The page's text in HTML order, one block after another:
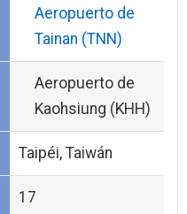
Aeropuerto de
Tainan (TNN)
Aeropuerto de
Kaohsiung (KHH)
Taipéi, Taiwán
17